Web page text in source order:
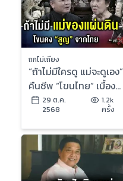
ถกไม่เถียง
“ถ้าไม่มีใครดู แม่จะดูเอง”
คืนชีพ “โขนไทย” เบื้อง
หลัง “น้ำพระทัยแม่แห่ง
แผ่นดิน”
29 ต.ค.
2568
1.2k
ครั้ง